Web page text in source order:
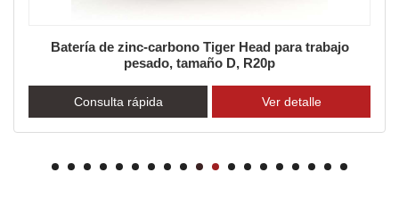
Batería de zinc-carbono Tiger Head para trabajo
pesado, tamaño D, R20p
Consulta rápida Ver detalle